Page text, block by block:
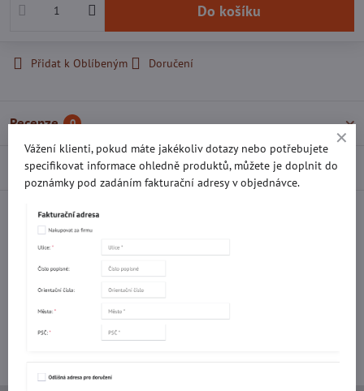
Do košíku
Přidat k Oblíbeným Doručení
Recenze 0
Diskuse 0
Facebook
Potřebujete poradit s objednávkou?
Kontaktujte nás:
+420 577 523 563
Vážení klienti, pokud máte jakékoliv dotazy nebo potřebujete
specifikovat informace ohledně produktů, můžete je doplnit do
poznámky pod zadáním fakturační adresy v objednávce.